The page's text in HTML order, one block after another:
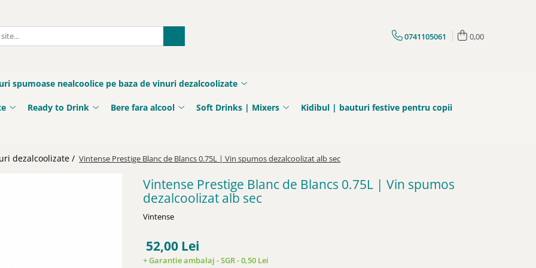
0741105061 0,00
spumoase nealcoolice pe baza de vinuri dezalcoolizate
Ready to Drink Bere fara alcool Soft Drinks | Mixers Kidibul | bauturi festive pentru copii
dezalcoolizate / Vintense Prestige Blanc de Blancs 0.75L | Vin spumos dezalcoolizat alb sec
Vintense Prestige Blanc de Blancs 0.75L | Vin spumos
dezalcoolizat alb sec
Vintense
52,00 Lei
+ Garantie ambalaj - SGR - 0,50 Lei